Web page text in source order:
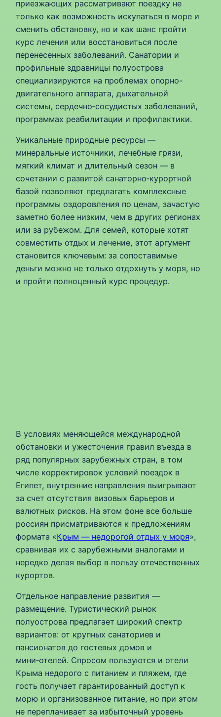
приезжающих рассматривают поездку не
только как возможность искупаться в море и
сменить обстановку, но и как шанс пройти
курс лечения или восстановиться после
перенесенных заболеваний. Санатории и
профильные здравницы полуострова
специализируются на проблемах опорно-
двигательного аппарата, дыхательной
системы, сердечно‑сосудистых заболеваний,
программах реабилитации и профилактики.
Уникальные природные ресурсы —
минеральные источники, лечебные грязи,
мягкий климат и длительный сезон — в
сочетании с развитой санаторно‑курортной
базой позволяют предлагать комплексные
программы оздоровления по ценам, зачастую
заметно более низким, чем в других регионах
или за рубежом. Для семей, которые хотят
совместить отдых и лечение, этот аргумент
становится ключевым: за сопоставимые
деньги можно не только отдохнуть у моря, но
и пройти полноценный курс процедур.
В условиях меняющейся международной
обстановки и ужесточения правил въезда в
ряд популярных зарубежных стран, в том
числе корректировок условий поездок в
Египет, внутренние направления выигрывают
за счет отсутствия визовых барьеров и
валютных рисков. На этом фоне все больше
россиян присматриваются к предложениям
формата «Крым — недорогой отдых у моря»,
сравнивая их с зарубежными аналогами и
нередко делая выбор в пользу отечественных
курортов.
Отдельное направление развития —
размещение. Туристический рынок
полуострова предлагает широкий спектр
вариантов: от крупных санаториев и
пансионатов до гостевых домов и
мини‑отелей. Спросом пользуются и отели
Крыма недорого с питанием и пляжем, где
гость получает гарантированный доступ к
морю и организованное питание, но при этом
не переплачивает за избыточный уровень